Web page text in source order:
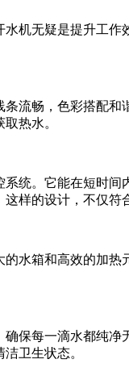
机无疑是提升工
流畅，色彩搭配
热水。
统。它能在短时
样的设计，不仅符
水箱和高效的加
保每一滴水都纯
卫生状态。